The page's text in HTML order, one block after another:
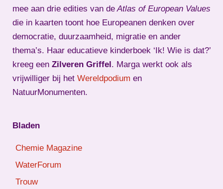
mee aan drie edities van de Atlas of European Values
die in kaarten toont hoe Europeanen denken over
democratie, duurzaamheid, migratie en ander
thema’s. Haar educatieve kinderboek ‘Ik! Wie is dat?’
kreeg een Zilveren Griffel. Marga werkt ook als
vrijwilliger bij het Wereldpodium en
NatuurMonumenten.
Bladen
Chemie Magazine
WaterForum
Trouw